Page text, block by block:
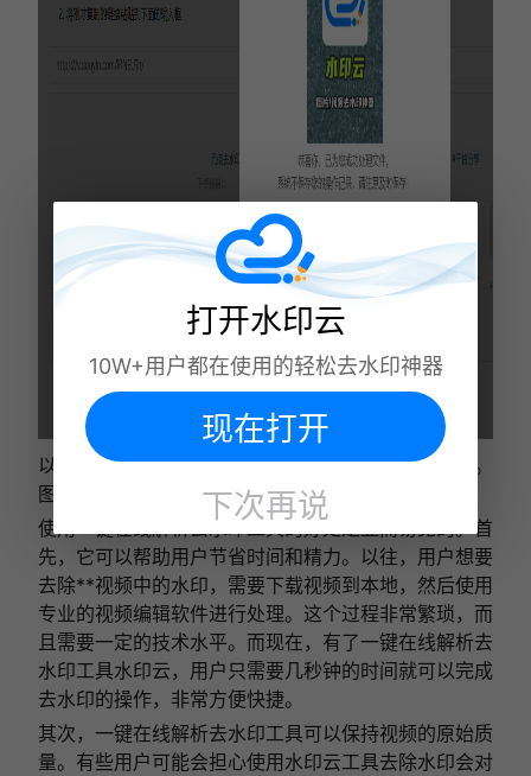
以上方法，同时支持很多短视频平台，大部分都支持。
图片视频都可以。
使用一键在线解析去水印工具的好处是显而易见的。首
先，它可以帮助用户节省时间和精力。以往，用户想要
去除**视频中的水印，需要下载视频到本地，然后使用
专业的视频编辑软件进行处理。这个过程非常繁琐，而
且需要一定的技术水平。而现在，有了一键在线解析去
水印工具水印云，用户只需要几秒钟的时间就可以完成
去水印的操作，非常方便快捷。
其次，一键在线解析去水印工具可以保持视频的原始质
量。有些用户可能会担心使用水印云工具去除水印会对
打开水印云
10W+用户都在使用的轻松去水印神器
现在打开
下次再说